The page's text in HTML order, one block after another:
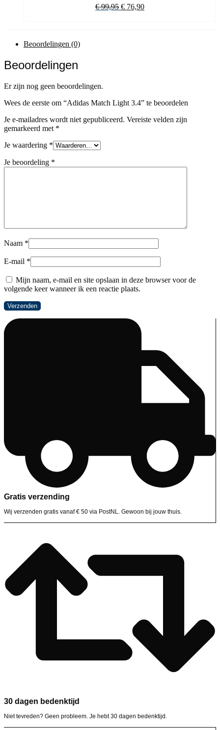
€99,95 Oorspronkelijke
€ 76,90Huidige
Beoordelingen (0)
Beoordelingen
Er zijn nog geen beoordelingen.
Wees de eerste om “Adidas Match Light 3.4” te beoordelen
Je e-mailadres wordt niet gepubliceerd. Vereiste velden zijn
gemarkeerd met *
Je waardering *
Je beoordeling *
Naam *
E-mail *
Mijn naam, e-mail en site opslaan in deze browser voor de
volgende keer wanneer ik een reactie plaats.
Gratis verzending
Wij verzenden gratis vanaf € 50 via PostNL. Gewoon bij jouw thuis.
30 dagen bedenktijd
Niet tevreden? Geen probleem. Je hebt 30 dagen bedenktijd.